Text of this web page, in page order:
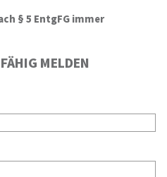
§ 5 EntgFG immer
MELDEN